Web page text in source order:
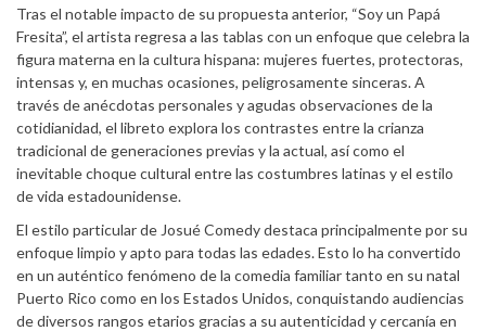
Tras el notable impacto de su propuesta anterior, “Soy un Papá
Fresita”, el artista regresa a las tablas con un enfoque que celebra la
figura materna en la cultura hispana: mujeres fuertes, protectoras,
intensas y, en muchas ocasiones, peligrosamente sinceras. A
través de anécdotas personales y agudas observaciones de la
cotidianidad, el libreto explora los contrastes entre la crianza
tradicional de generaciones previas y la actual, así como el
inevitable choque cultural entre las costumbres latinas y el estilo
de vida estadounidense.
El estilo particular de Josué Comedy destaca principalmente por su
enfoque limpio y apto para todas las edades. Esto lo ha convertido
en un auténtico fenómeno de la comedia familiar tanto en su natal
Puerto Rico como en los Estados Unidos, conquistando audiencias
de diversos rangos etarios gracias a su autenticidad y cercanía en